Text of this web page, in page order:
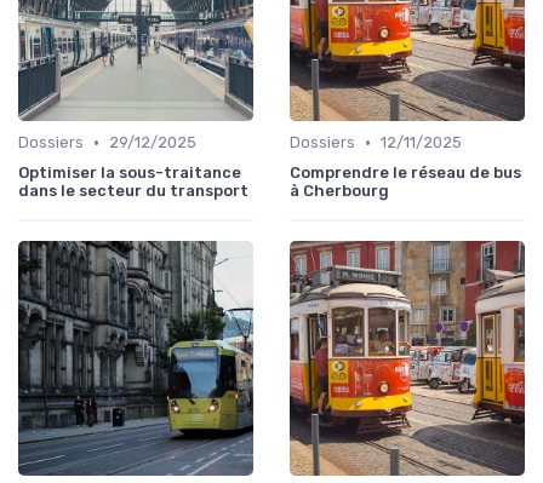
Dossiers •
29/12/2025
Optimiser la sous-traitance
dans le secteur du transport
Dossiers • 12/11/2025
Comprendre le réseau de bus
à Cherbourg